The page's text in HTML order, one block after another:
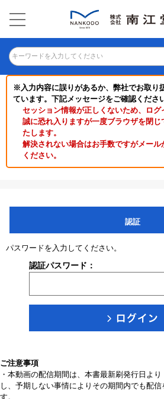
キーワードを入力してください
※入力内容に誤りがあるか、弊社でお取り
ています。下記メッセージをご確認くださ
セッション情報が正しくないため、ログ
誠に恐れ入りますが一度ブラウザを閉
たします。
解決されない場合はお手数ですがメー
ください。
認証
パスワードを入力してください。
認証パスワード：
ご注意事項
・本動画の配信期間は、本書最新刷発行日よ
し、予期しない事情によりその期間内でも配
す。